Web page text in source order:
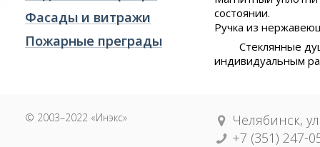
Фасады и витражи
Пожарные преграды
состоянии.
Ручка из
Стеклянные
индивидуальным
© 2003–2022 «Инэкс»
Челябинск,
+7 (351) 247-